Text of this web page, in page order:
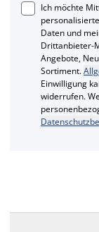
Ich möchte
Daten und
Drittanbieter-
Angebote,
Sortiment.
Einwilligung
widerrufen.